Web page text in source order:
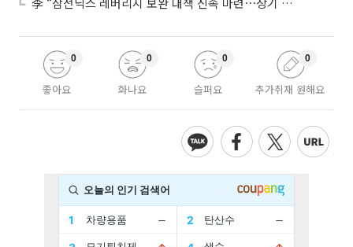
좋아요
0
화나요
0
슬퍼요
0
추가취재 원해요
0